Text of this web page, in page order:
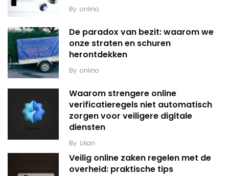
By onlino
De paradox van bezit: waarom we
onze straten en schuren
herontdekken
By onlino
Waarom strengere online
verificatieregels niet automatisch
zorgen voor veiligere digitale
diensten
By Lilian
Veilig online zaken regelen met de
overheid: praktische tips